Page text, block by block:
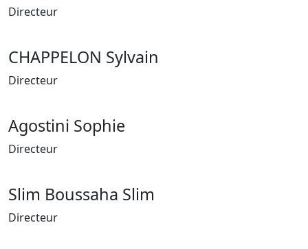
Directeur
CHAPPELON Sylvain
Directeur
Agostini Sophie
Directeur
Slim Boussaha Slim
Directeur